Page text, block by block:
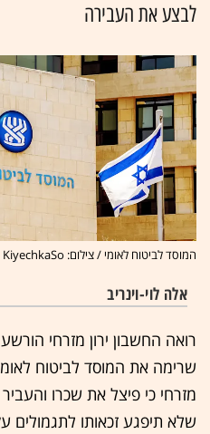
לבצע את העבירה
המוסד לביטוח לאומי / צילום: Shutterstock, KiyechkaSo
אלה לוי-וינריב
רואה החשבון ירון מזרחי
שרימה את המוסד לביטוח
מזרחי כי פיצל את שכרו
שלא תיפגע זכאותו לתגמולים